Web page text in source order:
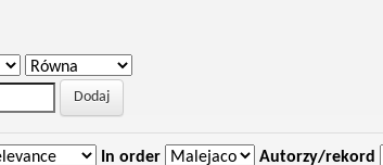
In order Autorzy/rekord